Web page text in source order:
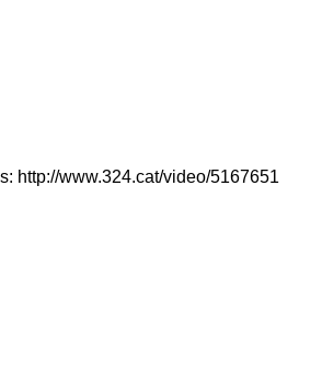
http://www.324.cat/video/5167651